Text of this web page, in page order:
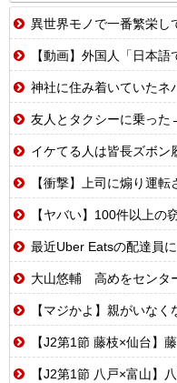
異世界モノで一番繁栄し
【動画】外国人「日本語で話した
神社に住み着いていたネパー
友人とタクシーに乗った→運ちゃん「5070円ね」私「５千円のチケットあ
イケてる人は皆長ズボン履いてる。暑い中で
【衝撃】上司に煽り運転され大事故「ププッw大
【ヤバい】100件以上の窃盗
最近Uber Eatsの配達員になった者
大山悠輔 高めをセンタ
【マジかよ】親がいなくなり婚
【J2第1節 藤枝×仙台】藤枝がJ2・J3百年構想
【J2第1節 八戸×富山】八戸が記念すべきJ2